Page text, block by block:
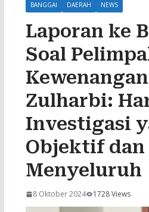
BANGGAI DAERAH NEWS
Laporan ke
Soal
Zulharbi:
Investigasi
Objektif dan
Menyeluruh
8 Oktober 2024 1728 Views